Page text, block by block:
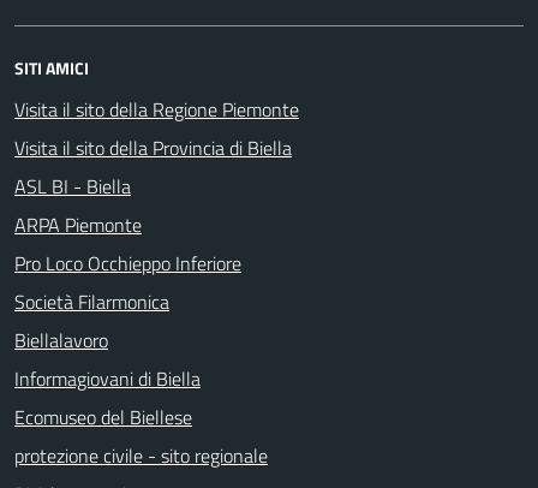
SITI AMICI
Visita il sito della Regione Piemonte
Visita il sito della Provincia di Biella
ASL BI - Biella
ARPA Piemonte
Pro Loco Occhieppo Inferiore
Società Filarmonica
Biellalavoro
Informagiovani di Biella
Ecomuseo del Biellese
protezione civile - sito regionale